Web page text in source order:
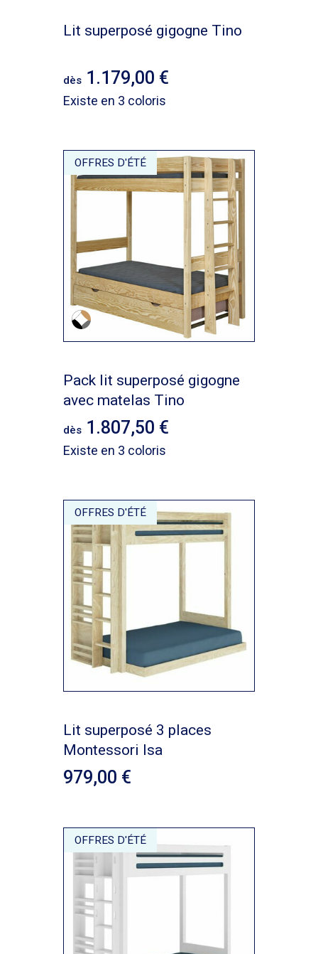
Lit superposé gigogne Tino
dès 1.179,00
Existe en 3 coloris
OFFRES D'ÉTÉ
Pack lit superposé gigogne
avec matelas Tino
dès 1.807,50
Existe en 3 coloris
OFFRES D'ÉTÉ
Lit superposé 3 places
Montessori Isa
979,00
OFFRES D'ÉTÉ